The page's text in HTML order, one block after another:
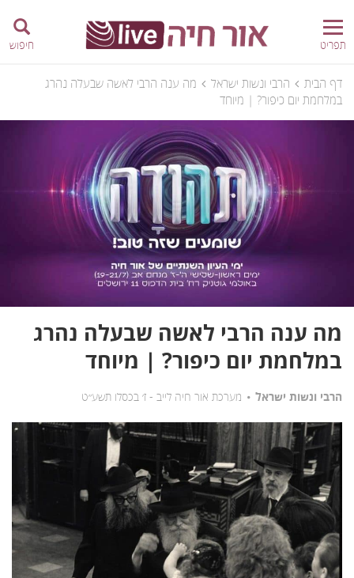
תפריט חיפוש
דף הבית הרבי ונשות ישראל
מה ענה הרבי לאשה שבעלה נהרג
במלחמת יום כיפור? | מיוחד
מה ענה הרבי לאשה שבעלה נהרג
במלחמת יום כיפור? | מיוחד
הרבי ונשות ישראל מערכת אור חיה לייב - ז׳ בכסלו תשע״ט